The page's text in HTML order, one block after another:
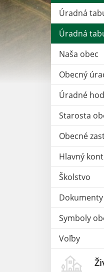
Úradná
Úradná
Naša obec
Obecný
Úradné
Starosta
Obecné
Hlavný
Školstvo
Dokumenty
Symboly
Voľby